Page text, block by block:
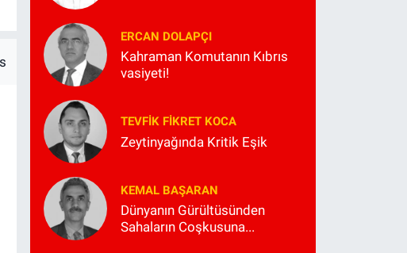
ERCAN DOLAPÇI
Kahraman Komutanın Kıbrıs
vasiyeti!
TEVFIK FIKRET KOCA
Zeytinyağında Kritik Eşik
KEMAL BAŞARAN
Dünyanın Gürültüsünden
Sahaların Coşkusuna...